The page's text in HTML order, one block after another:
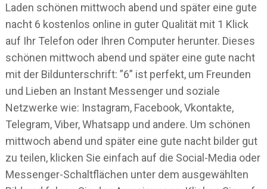
Laden schönen mittwoch abend und später eine gute
nacht 6 kostenlos online in guter Qualität mit 1 Klick
auf Ihr Telefon oder Ihren Computer herunter. Dieses
schönen mittwoch abend und später eine gute nacht
mit der Bildunterschrift: ”6” ist perfekt, um Freunden
und Lieben an Instant Messenger und soziale
Netzwerke wie: Instagram, Facebook, Vkontakte,
Telegram, Viber, Whatsapp und andere. Um schönen
mittwoch abend und später eine gute nacht bilder gut
zu teilen, klicken Sie einfach auf die Social-Media oder
Messenger-Schaltflächen unter dem ausgewählten